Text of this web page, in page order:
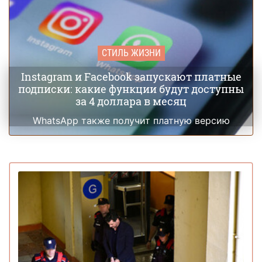
СТИЛЬ ЖИЗНИ
Instagram и Facebook запускают платные
подписки: какие функции будут доступны
за 4 доллара в месяц
WhatsApp также получит платную версию